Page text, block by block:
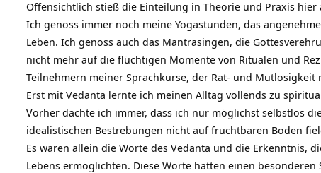
Offensichtlich stieß die Einteilung in Theorie und Praxis hier
Ich genoss immer noch meine Yogastunden, das
Leben. Ich genoss auch das Mantrasingen, die
nicht mehr auf die flüchtigen Momente von Ritualen und
Teilnehmern meiner Sprachkurse, der Rat- und Mutlosigkeit
Erst mit Vedanta lernte ich meinen Alltag vollends zu
Vorher dachte ich immer, dass ich nur möglichst selbstlos
idealistischen Bestrebungen nicht auf fruchtbaren Boden
Es waren allein die Worte des Vedanta und die Erkenntnis,
Lebens ermöglichten. Diese Worte hatten einen besonderen